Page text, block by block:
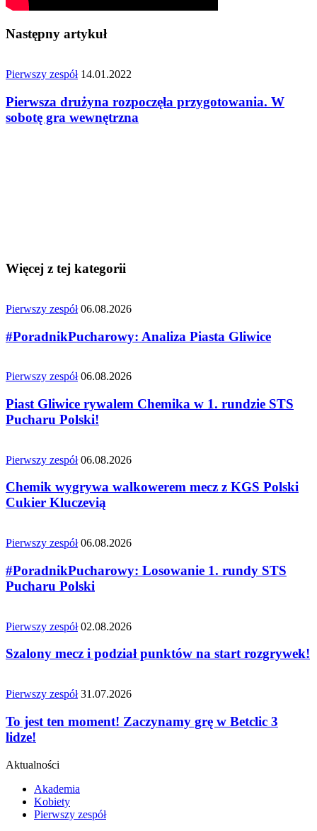
Następny artykuł
Pierwszy zespół 14.01.2022
Pierwsza drużyna rozpoczęła przygotowania. W
sobotę gra wewnętrzna
Więcej z tej kategorii
Pierwszy zespół 06.08.2026
#PoradnikPucharowy: Analiza Piasta Gliwice
Pierwszy zespół 06.08.2026
Piast Gliwice rywalem Chemika w 1. rundzie STS
Pucharu Polski!
Pierwszy zespół 06.08.2026
Chemik wygrywa walkowerem mecz z KGS Polski
Cukier Kluczevią
Pierwszy zespół 06.08.2026
#PoradnikPucharowy: Losowanie 1. rundy STS
Pucharu Polski
Pierwszy zespół 02.08.2026
Szalony mecz i podział punktów na start rozgrywek!
Pierwszy zespół 31.07.2026
To jest ten moment! Zaczynamy grę w Betclic 3
lidze!
Aktualności
Akademia
Kobiety
Pierwszy zespół